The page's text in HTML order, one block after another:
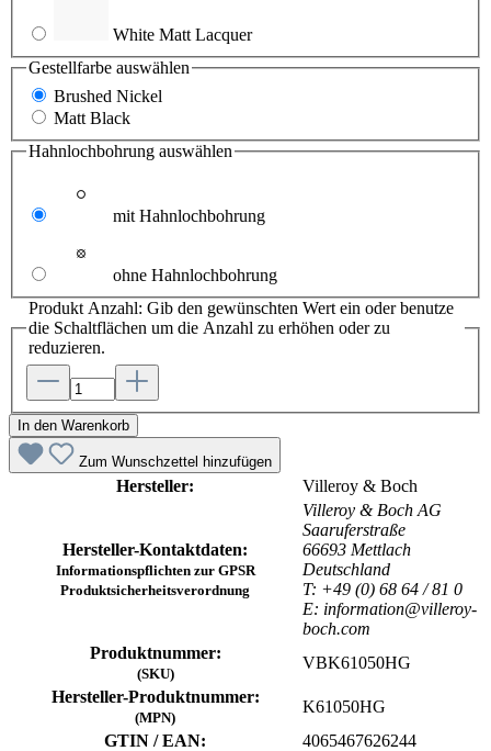
White Matt Lacquer
Gestellfarbe auswählen
Brushed Nickel
Matt Black
Hahnlochbohrung auswählen
mit Hahnlochbohrung
ohne Hahnlochbohrung
Produkt Anzahl: Gib den gewünschten Wert ein oder benutze
die Schaltflächen um die Anzahl zu erhöhen oder zu
reduzieren.
In den Warenkorb
Zum Wunschzettel hinzufügen
Hersteller: Villeroy & Boch
Hersteller-Kontaktdaten:
Informationspflichten zur GPSR
Produktsicherheitsverordnung
Villeroy & Boch AG
Saaruferstraße
66693 Mettlach
Deutschland
T: +49 (0) 68 64 / 81 0
E: information@villeroy-
boch.com
Produktnummer:
(SKU)
VBK61050HG
Hersteller-Produktnummer:
(MPN)
K61050HG
GTIN / EAN:
4065467626244